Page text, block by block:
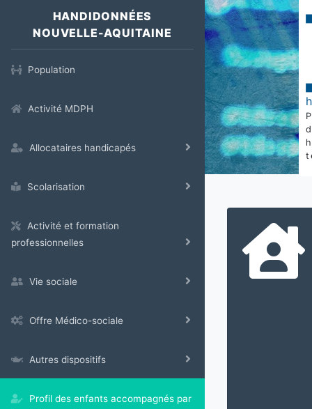
HANDIDONNÉES
NOUVELLE-AQUITAINE
Population
Activité MDPH
Allocataires handicapés
Scolarisation
Activité et formation
professionnelles
Vie sociale
Offre Médico-sociale
Autres dispositifs
Profil des enfants accompagnés par